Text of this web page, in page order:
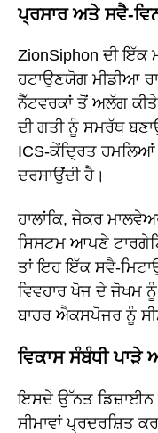
ਪ੍ਰਸਾਰ ਅਤੇ ਸਵੈ-
ZionSiphon ਦੀ ਇੱਕ
ਹਟਾਉਣਯੋਗ ਮੀਡੀਆ
ਨੈੱਟਵਰਕਾਂ ਤੋਂ ਅਲੱਗ ਕੀਤੇ
ਦੀ ਗਤੀ ਨੂੰ ਸਮਰੱਥ
ICS-ਕੇਂਦ੍ਰਿਤ
ਦਰਸਾਉਂਦੀ ਹੈ।
ਹਾਲਾਂਕਿ, ਜੇਕਰ
ਸਿਸਟਮ ਆਪਣੇ
ਤਾਂ ਇਹ ਇੱਕ ਸਵੈ-
ਵਿਵਹਾਰ ਖੋਜ ਦੇ ਜੋਖਮ
ਬਾਹਰ ਐਕਸਪੋਜਰ ਨੂੰ
ਵਿਕਾਸ ਸੰਬੰਧੀ ਪਾੜੇ
ਇਸਦੇ ਉੱਨਤ ਡਿਜ਼ਾਈਨ
ਸੀਮਾਵਾਂ ਪ੍ਰਦਰਸ਼ਿਤ